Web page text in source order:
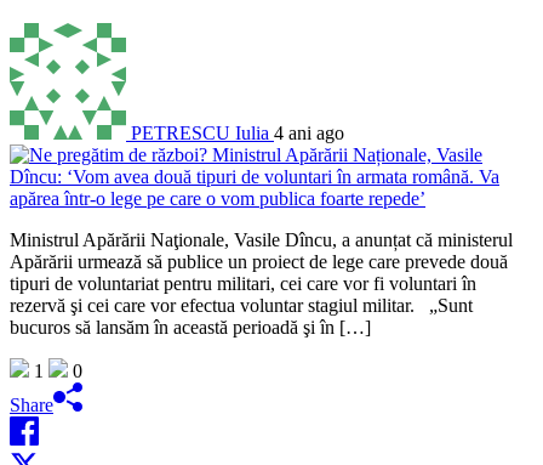
PETRESCU Iulia 4 ani ago
Ministrul Apărării Naţionale, Vasile Dîncu, a anunțat că ministerul
Apărării urmează să publice un proiect de lege care prevede două
tipuri de voluntariat pentru militari, cei care vor fi voluntari în
rezervă şi cei care vor efectua voluntar stagiul militar. „Sunt
bucuros să lansăm în această perioadă şi în […]
1
0
Share